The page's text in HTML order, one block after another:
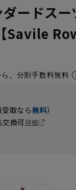
ードスー
Savile
ら。分割手数料無料
取なら無料）
交換可詳細